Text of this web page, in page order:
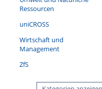
Ressourcen
uniCROSS
Wirtschaft und
Management
ZfS